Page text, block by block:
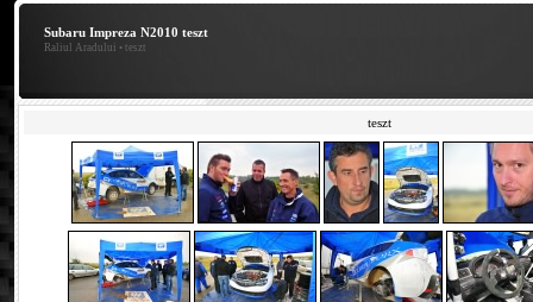
Subaru Impreza N2010 teszt
Raliul Aradului • teszt
teszt